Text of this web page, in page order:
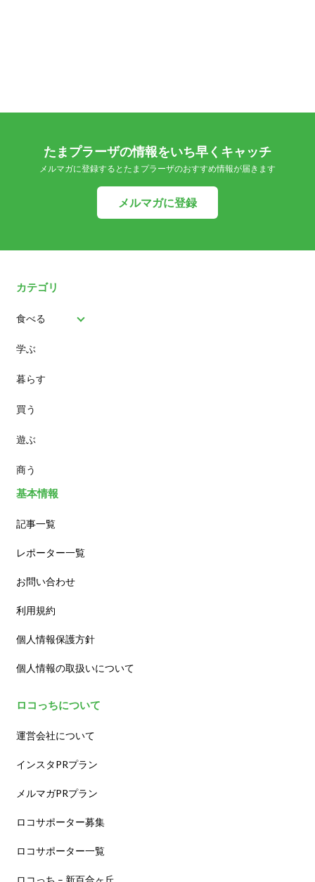
たまプラーザの情報をいち早くキャッチ
メルマガに登録するとたまプラーザのおすすめ情報が届きます
メルマガに登録
カテゴリ
食べる
パン
スイーツ
ランチ
カフェ
学ぶ
暮らす
買う
遊ぶ
商う
基本情報
記事一覧
レポーター一覧
お問い合わせ
利用規約
個人情報保護方針
個人情報の取扱いについて
ロコっちについて
運営会社について
インスタPRプラン
メルマガPRプラン
ロコサポーター募集
ロコサポーター一覧
ロコっち – 新百合ヶ丘